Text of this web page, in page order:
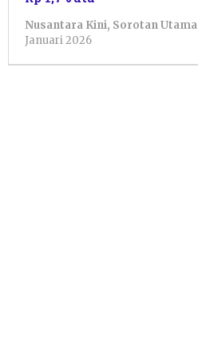
Nusantara Kini, Sorotan Utama
Januari 2026
Primanto